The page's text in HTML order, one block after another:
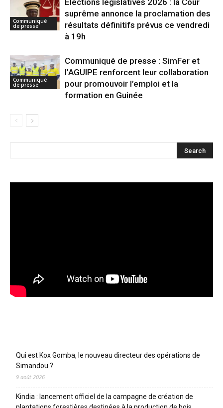
Communiqué
de presse
suprême annonce la proclamation des
résultats définitifs prévus ce vendredi
à 19h
Communiqué
de presse
Communiqué de presse : SimFer et
l’AGUIPE renforcent leur collaboration
pour promouvoir l’emploi et la
formation en Guinée
Qui est Kox Gomba, le nouveau directeur des opérations de
Simandou ?
9 août 2026
Kindia : lancement officiel de la campagne de création de